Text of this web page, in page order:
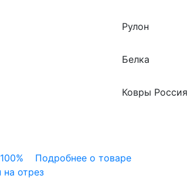
Рулон
Белка
Ковры Россия
Подробнее о товаре
на отрез